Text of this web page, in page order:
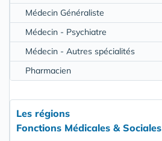
Médecin Généraliste
Médecin - Psychiatre
Médecin - Autres spécialités
Pharmacien
Les régions
Fonctions Médicales & Sociales